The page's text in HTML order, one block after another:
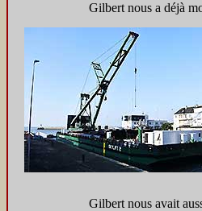
Gilbert nous a déjà
Gilbert nous avait